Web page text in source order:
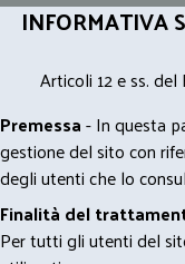
INFORMATIVA
Articoli 12 e ss.
Premessa- In questa
gestione del sito con
degli utenti che lo
Finalità del
Per tutti gli utenti del